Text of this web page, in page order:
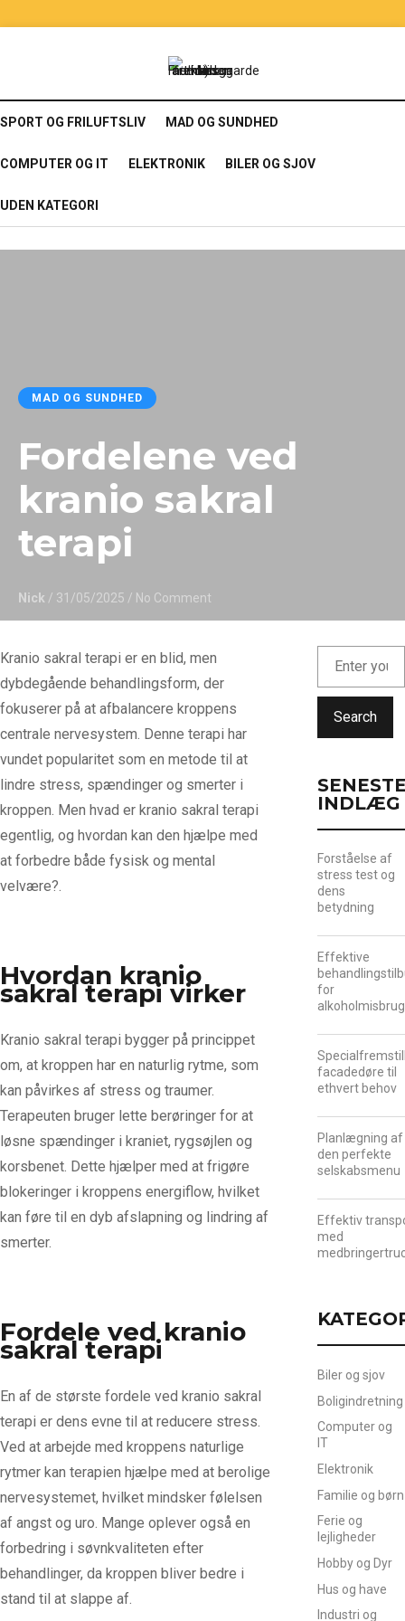
SPORT OG FRILUFTSLIV MAD OG SUNDHED
COMPUTER OG IT ELEKTRONIK BILER OG SJOV
UDEN KATEGORI
MAD OG SUNDHED
Fordelene ved
kranio sakral
terapi
Nick / 31/05/2025 / No Comment
Kranio sakral terapi er en blid, men
dybdegående behandlingsform, der
fokuserer på at afbalancere kroppens
centrale nervesystem. Denne terapi har
vundet popularitet som en metode til at
lindre stress, spændinger og smerter i
kroppen. Men hvad er kranio sakral terapi
egentlig, og hvordan kan den hjælpe med
at forbedre både fysisk og mental
velvære?.
Hvordan kranio
sakral terapi virker
Kranio sakral terapi bygger på princippet
om, at kroppen har en naturlig rytme, som
kan påvirkes af stress og traumer.
Terapeuten bruger lette berøringer for at
løsne spændinger i kraniet, rygsøjlen og
korsbenet. Dette hjælper med at frigøre
blokeringer i kroppens energiflow, hvilket
kan føre til en dyb afslapning og lindring af
smerter.
Fordele ved kranio
sakral terapi
En af de største fordele ved kranio sakral
terapi er dens evne til at reducere stress.
Ved at arbejde med kroppens naturlige
rytmer kan terapien hjælpe med at berolige
nervesystemet, hvilket mindsker følelsen
af angst og uro. Mange oplever også en
forbedring i søvnkvaliteten efter
behandlinger, da kroppen bliver bedre i
stand til at slappe af.
Search
INDLÆG
Forståelse af
stress test og
dens
betydning
Effektive
for
alkoholmisbrug
facadedøre til
ethvert behov
Planlægning af
den perfekte
selskabsmenu
Effektiv
med
Biler og sjov
Boligindretning
Computer og
IT
Elektronik
Familie og børn
Ferie og
lejligheder
Hobby og Dyr
Hus og have
Industri og